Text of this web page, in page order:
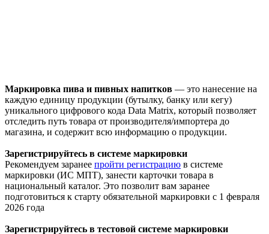
Маркировка пива и пивных напитков — это нанесение на
каждую единицу продукции (бутылку, банку или кегу)
уникального цифрового кода Data Matrix, который позволяет
отследить путь товара от производителя/импортера до
магазина, и содержит всю информацию о продукции.
Зарегистрируйтесь в системе маркировки
Рекомендуем заранее пройти регистрацию в системе
маркировки (ИС МПТ), занести карточки товара в
национальный каталог. Это позволит вам заранее
подготовиться к старту обязательной маркировки с 1 февраля
2026 года
Зарегистрируйтесь в тестовой системе маркировки